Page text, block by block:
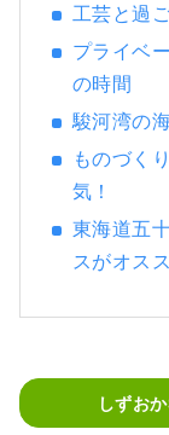
工芸と過
プライベ
の時間
駿河湾の
ものづく
気！
東海道五
スがオス
しずお